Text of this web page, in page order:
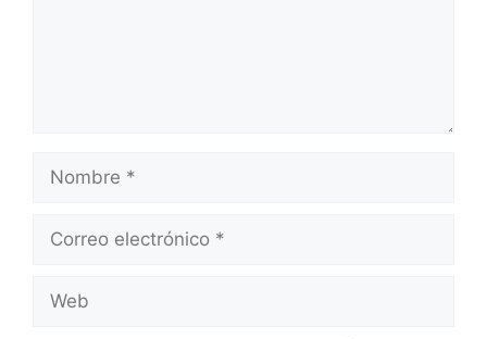
Nombre
Correo
Web